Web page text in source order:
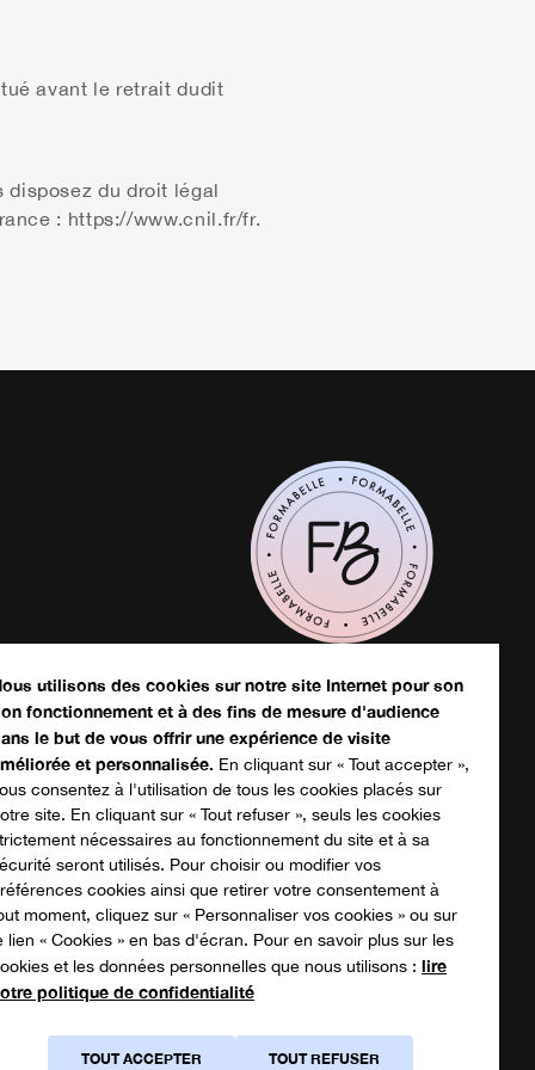
avant le retrait dudit
disposez du droit légal
: https://www.cnil.fr/fr.
votre catalogue
utilisons des cookies sur notre site Internet pour son
fonctionnement et à des fins de mesure d'audience
le but de vous offrir une expérience de visite
et personnalisée. En cliquant sur « Tout accepter »,
consentez à l'utilisation de tous les cookies placés sur
site. En cliquant sur « Tout refuser », seuls les cookies
nécessaires au fonctionnement du site et à sa
seront utilisés. Pour choisir ou modifier vos
cookies ainsi que retirer votre consentement à
moment, cliquez sur « Personnaliser vos cookies » ou sur
lien « Cookies » en bas d'écran. Pour en savoir plus sur les
et les données personnelles que nous utilisons : lire
politique de confidentialité
TOUT ACCEPTER TOUT REFUSER